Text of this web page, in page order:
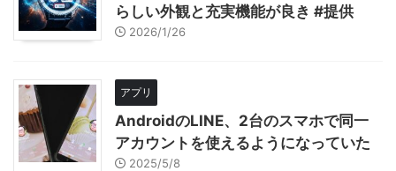
らしい外観と充実機能が良き #提供
2026/1/26
アプリ
AndroidのLINE、2台のスマホで同一
アカウントを使えるようになっていた
2025/5/8